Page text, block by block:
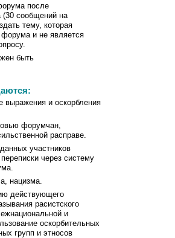
после
(30 сообщений на
тему, которая
и не является
быть
выражения и оскорбления
форумчан,
расправе.
участников
через систему
нацизма.
действующего
расистского
и
оскорбительных
групп и этносов